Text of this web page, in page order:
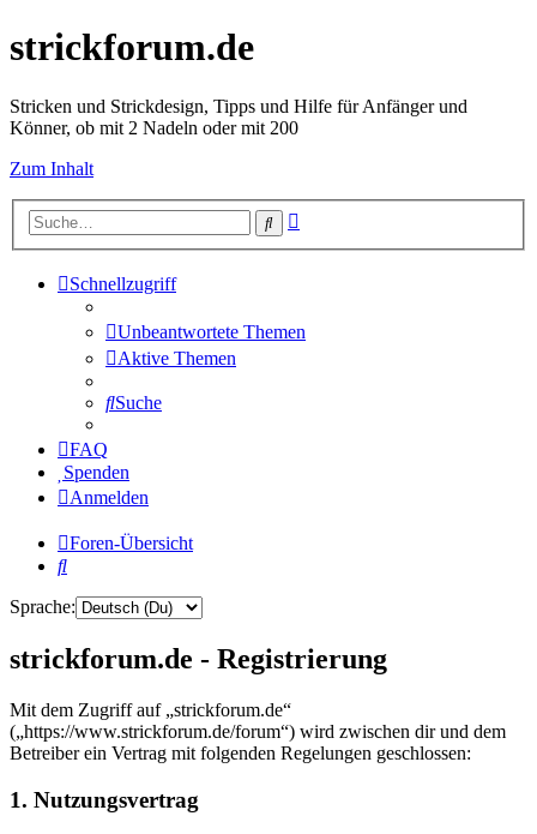
strickforum.de
Stricken und Strickdesign, Tipps und Hilfe für Anfänger und
Könner, ob mit 2 Nadeln oder mit 200
Zum Inhalt
Suche
Schnellzugriff
Unbeantwortete Themen
Aktive Themen
Suche
FAQ
Spenden
Anmelden
Foren-Übersicht
Suche
Sprache:
strickforum.de - Registrierung
Mit dem Zugriff auf „strickforum.de“
(„https://www.strickforum.de/forum“) wird zwischen dir und dem
Betreiber ein Vertrag mit folgenden Regelungen geschlossen:
1. Nutzungsvertrag